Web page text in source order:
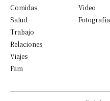
Comidas
Salud
Trabajo
Relaciones
Viajes
Fam
Video
Fotografía